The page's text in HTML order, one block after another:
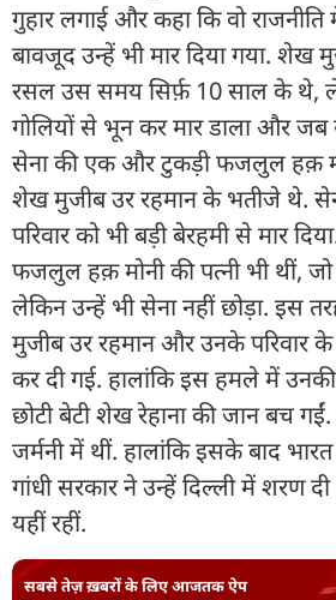
गुहार लगाई और कहा कि वो
बावजूद उन्हें भी मार दिया गया.
रसल उस समय सिर्फ़ 10 साल के थे,
गोलियों से भून कर मार डाला और जब
सेना की एक और टुकड़ी फजलुल हक़
शेख मुजीब उर रहमान के भतीजे थे.
परिवार को भी बड़ी बेरहमी से मार
फजलुल हक़ मोनी की पत्नी भी थीं,
लेकिन उन्हें भी सेना नहीं छोड़ा. इस
मुजीब उर रहमान और उनके परिवार के
कर दी गई. हालांकि इस हमले में
छोटी बेटी शेख रेहाना की जान बच
जर्मनी में थीं. हालांकि इसके बाद भारत
गांधी सरकार ने उन्हें दिल्ली में शरण
यहीं रहीं.
सबसे तेज़ ख़बरों के लिए आजतक ऐप